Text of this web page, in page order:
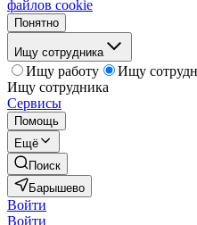
файлов cookie
Понятно
Ищу сотрудника
Ищу работу
Ищу
Ищу сотрудника
Сервисы
Помощь
Ещё
Поиск
Барышево
Войти
Войти